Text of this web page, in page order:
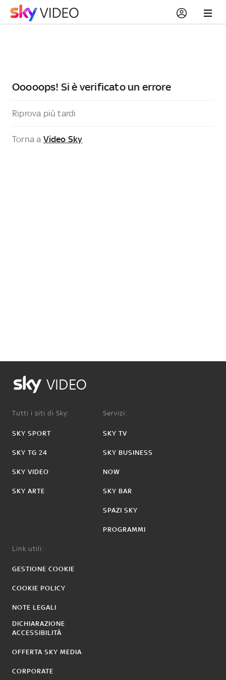
Ooooops! Si è verificato un errore
Riprova più tardi
Torna a Video Sky
VIDEO
Tutti i siti di Sky:
SKY SPORT
SKY TG 24
SKY VIDEO
SKY ARTE
Servizi:
SKY TV
SKY BUSINESS
NOW
SKY BAR
SPAZI SKY
PROGRAMMI
Link utili:
GESTIONE COOKIE
COOKIE POLICY
NOTE LEGALI
DICHIARAZIONE
ACCESSIBILITÀ
OFFERTA SKY MEDIA
CORPORATE